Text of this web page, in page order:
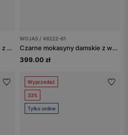
Brązowe mokasyny damskie z dwoiny welurowej
WOJAS / 46222-61
Czarne mokasyny damskie z weluru
399.00 zł
Wyprzedaż
33%
Tylko online